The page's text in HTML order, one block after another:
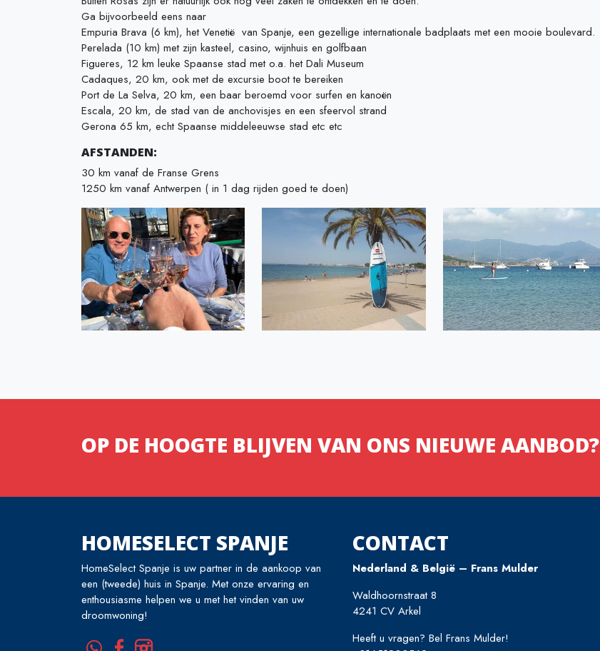
Ga bijvoorbeeld eens naar
Empuria Brava (6 km), het Venetië van Spanje, een gezellige internationale badplaats met een mooie boulevard.
Perelada (10 km) met zijn kasteel, casino, wijnhuis en golfbaan
Figueres, 12 km leuke Spaanse stad met o.a. het Dali Museum
Cadaques, 20 km, ook met de excursie boot te bereiken
Port de La Selva, 20 km, een baar beroemd voor surfen en kanoën
Escala, 20 km, de stad van de anchovisjes en een sfeervol strand
Gerona 65 km, echt Spaanse middeleeuwse stad etc etc
AFSTANDEN:
30 km vanaf de Franse Grens
1250 km vanaf Antwerpen ( in 1 dag rijden goed te doen)
OP DE HOOGTE BLIJVEN VAN ONS NIEUWE AANBOD?
HOMESELECT SPANJE
HomeSelect Spanje is uw partner in de aankoop van
een (tweede) huis in Spanje. Met onze ervaring en
enthousiasme helpen we u met het vinden van uw
droomwoning!
CONTACT
Nederland & België – Frans Mulder
Waldhoornstraat 8
4241 CV Arkel
Heeft u vragen? Bel Frans Mulder!